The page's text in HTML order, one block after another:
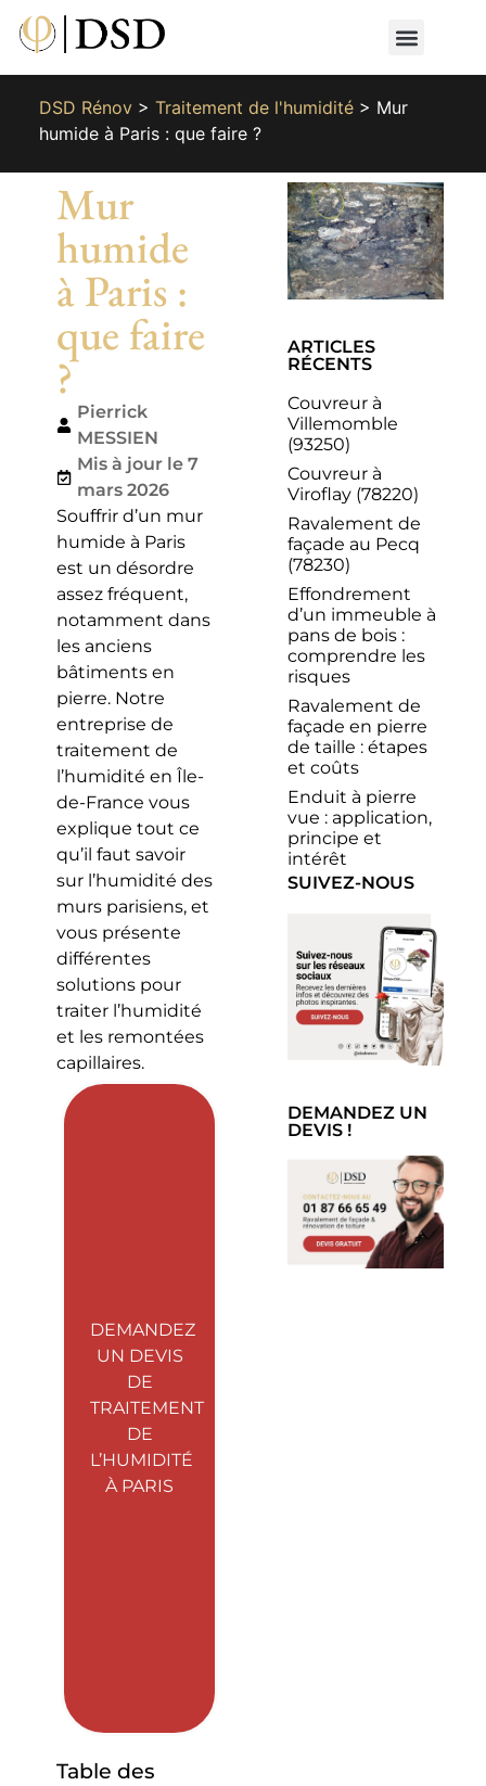
DSD Rénov> Traitement de l'humidité> Mur
humide à Paris : que faire ?
Mur
humide
à Paris :
que faire
?
Pierrick
MESSIEN
Mis à jour le 7
mars 2026
Souffrir d’un mur
humide à Paris
est un désordre
assez fréquent,
notamment dans
les anciens
bâtiments en
pierre. Notre
entreprise de
traitement de
l’humidité en Île-
de-France vous
explique tout ce
qu’il faut savoir
sur l’humidité des
murs parisiens, et
vous présente
différentes
solutions pour
traiter l’humidité
et les remontées
capillaires.
DEMANDEZ
UN DEVIS
DE
TRAITEMENT
DE
L’HUMIDITÉ
À PARIS
Table des
ARTICLES
RÉCENTS
Couvreur à
Villemomble
(93250)
Couvreur à
Viroflay (78220)
Ravalement de
façade au Pecq
(78230)
Effondrement
d’un immeuble à
pans de bois :
comprendre les
risques
Ravalement de
façade en pierre
de taille : étapes
et coûts
Enduit à pierre
vue : application,
principe et
intérêt
SUIVEZ-NOUS
DEMANDEZ UN
DEVIS !